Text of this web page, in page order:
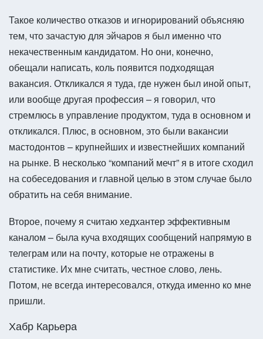
Такое количество отказов и игнорирований объясняю
тем, что зачастую для эйчаров я был именно что
некачественным кандидатом. Но они, конечно,
обещали написать, коль появится подходящая
вакансия. Откликался я туда, где нужен был иной опыт,
или вообще другая профессия – я говорил, что
стремлюсь в управление продуктом, туда в основном и
откликался. Плюс, в основном, это были вакансии
мастодонтов – крупнейших и известнейших компаний
на рынке. В несколько “компаний мечт” я в итоге сходил
на собеседования и главной целью в этом случае было
обратить на себя внимание.
Второе, почему я считаю хедхантер эффективным
каналом – была куча входящих сообщений напрямую в
телеграм или на почту, которые не отражены в
статистике. Их мне считать, честное слово, лень.
Потом, не всегда интересовался, откуда именно ко мне
пришли.
Хабр Карьера